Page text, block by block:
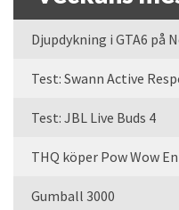
Djupdykning i GTA6 på
Test: Swann Active
Test: JBL Live Buds 4
THQ köper Pow Wow
Gumball 3000